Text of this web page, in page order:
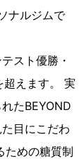
ナルジムで
スト優勝・
超えます。 実
たBEYOND
目にこだわ
ための糖質制